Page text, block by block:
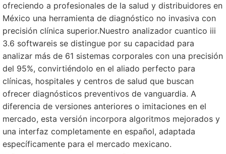
ofreciendo a profesionales de la salud y distribuidores en
México una herramienta de diagnóstico no invasiva con
precisión clínica superior.Nuestro analizador cuantico iii
3.6 softwareis se distingue por su capacidad para
analizar más de 61 sistemas corporales con una precisión
del 95%, convirtiéndolo en el aliado perfecto para
clínicas, hospitales y centros de salud que buscan
ofrecer diagnósticos preventivos de vanguardia. A
diferencia de versiones anteriores o imitaciones en el
mercado, esta versión incorpora algoritmos mejorados y
una interfaz completamente en español, adaptada
específicamente para el mercado mexicano.